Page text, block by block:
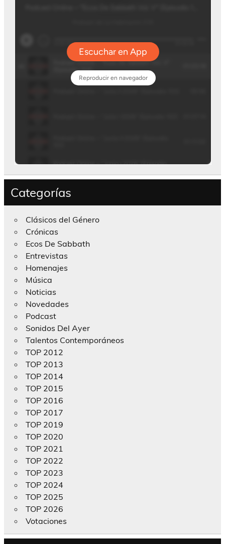
Categorías
Clásicos del Género
Crónicas
Ecos De Sabbath
Entrevistas
Homenajes
Música
Noticias
Novedades
Podcast
Sonidos Del Ayer
Talentos Contemporáneos
TOP 2012
TOP 2013
TOP 2014
TOP 2015
TOP 2016
TOP 2017
TOP 2019
TOP 2020
TOP 2021
TOP 2022
TOP 2023
TOP 2024
TOP 2025
TOP 2026
Votaciones